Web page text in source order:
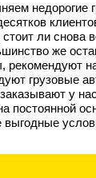
недорогие
ли снова
же
рекомендуют
грузовые
у
постоянной
выгодные